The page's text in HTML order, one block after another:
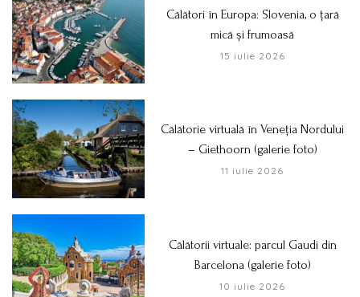
Călători în Europa: Slovenia, o țară
mică și frumoasă
15 iulie 2026
Călătorie virtuală în Veneția Nordului
– Giethoorn (galerie foto)
11 iulie 2026
Călătorii virtuale: parcul Gaudi din
Barcelona (galerie foto)
10 iulie 2026